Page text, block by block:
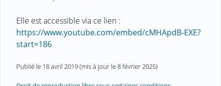
Elle est accessible via ce lien :
https://www.youtube.com/embed/cMHApdB-EXE?
start=186
Publié le 18 avril 2019(mis à jour le8 février 2025)